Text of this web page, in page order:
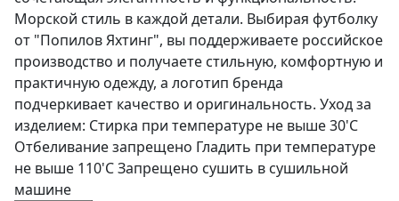
Морской стиль в каждой детали. Выбирая футболку
от "Попилов Яхтинг", вы поддерживаете российское
производство и получаете стильную, комфортную и
практичную одежду, а логотип бренда
подчеркивает качество и оригинальность. Уход за
изделием: Стирка при температуре не выше 30'C
Отбеливание запрещено Гладить при температуре
не выше 110'С Запрещено сушить в сушильной
машине